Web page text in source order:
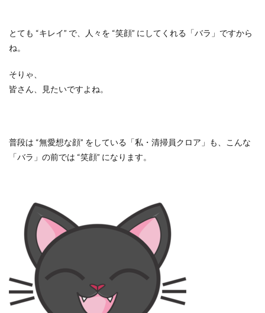
とても “キレイ” で、人々を “笑顔” にしてくれる「バラ」ですから
ね。
そりゃ、
皆さん、見たいですよね。
普段は “無愛想な顔” をしている「私・清掃員クロア」も、こんな
「バラ」の前では “笑顔” になります。